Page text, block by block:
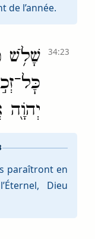
de l’année.
שָׁלֹ֥שׁ
יְהֹוָ֖ה
34:23
paraîtront en
Dieu